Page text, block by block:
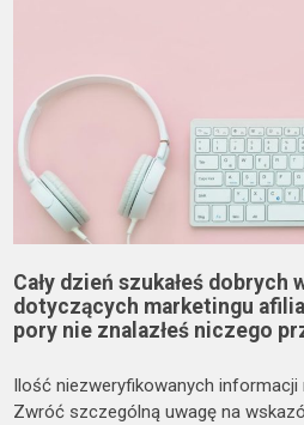
Cały dzień szukałeś dobrych
dotyczących marketingu
pory nie znalazłeś niczego
Ilość niezweryfikowanych
Zwróć szczególną uwagę na